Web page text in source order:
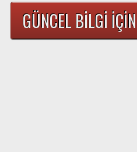
GÜNCEL BİLGİ